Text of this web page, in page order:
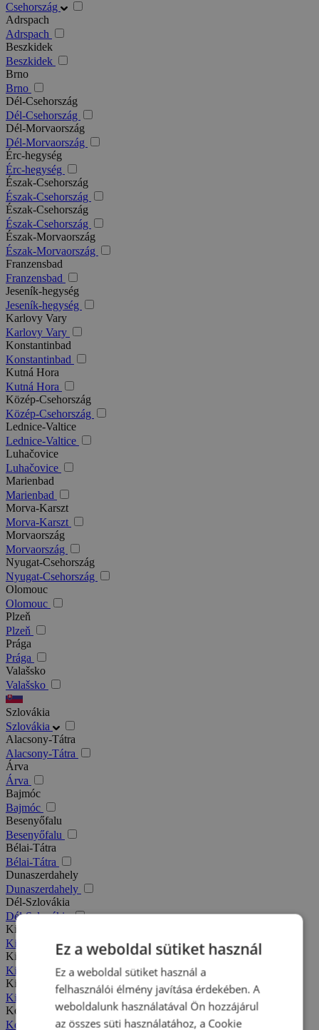
Csehország
Adrspach
Adrspach
Beszkidek
Beszkidek
Brno
Brno
Dél-Csehország
Dél-Csehország
Dél-Morvaország
Dél-Morvaország
Érc-hegység
Érc-hegység
Észak-Csehország
Észak-Csehország
Észak-Csehország
Észak-Csehország
Észak-Morvaország
Észak-Morvaország
Franzensbad
Franzensbad
Jeseník-hegység
Jeseník-hegység
Karlovy Vary
Karlovy Vary
Konstantinbad
Konstantinbad
Kutná Hora
Kutná Hora
Közép-Csehország
Közép-Csehország
Lednice-Valtice
Lednice-Valtice
Luhačovice
Luhačovice
Marienbad
Marienbad
Morva-Karszt
Morva-Karszt
Morvaország
Morvaország
Nyugat-Csehország
Nyugat-Csehország
Olomouc
Olomouc
Plzeň
Plzeň
Prága
Prága
Valašsko
Valašsko
Szlovákia
Szlovákia
Alacsony-Tátra
Alacsony-Tátra
Árva
Árva
Bajmóc
Bajmóc
Besenyőfalu
Besenyőfalu
Bélai-Tátra
Bélai-Tátra
Dunaszerdahely
Dunaszerdahely
Dél-Szlovákia
Dél-Szlovákia
Kis-Fátra
Kis-Fátra
Kisbélic
Kisbélic
Kiszucai-Beszkidek
Kiszucai-Beszkidek
Komárno
Komárno
Ez a weboldal sütiket használ
Ez a weboldal sütiket használ a
felhasználói élmény javítása érdekében. A
weboldalunk használatával Ön hozzájárul
az összes süti használatához, a Cookie